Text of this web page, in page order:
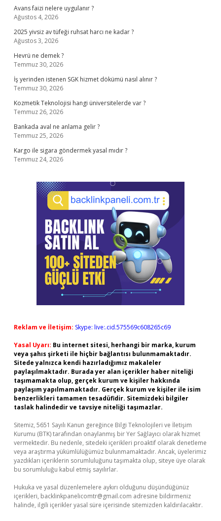
Avans faizi nelere uygulanır ?
Ağustos 4, 2026
2025 yivsiz av tüfeği ruhsat harcı ne kadar ?
Ağustos 3, 2026
Hevrü ne demek ?
Temmuz 30, 2026
İş yerinden istenen SGK hizmet dökümü nasıl alınır ?
Temmuz 30, 2026
Kozmetik Teknolojisi hangi üniversitelerde var ?
Temmuz 26, 2026
Bankada aval ne anlama gelir ?
Temmuz 25, 2026
Kargo ile sigara göndermek yasal mıdır ?
Temmuz 24, 2026
Reklam ve İletişim: Skype: live:.cid.575569c608265c69
Yasal Uyarı: Bu internet sitesi, herhangi bir marka, kurum
veya şahıs şirketi ile hiçbir bağlantısı bulunmamaktadır.
Sitede yalnızca kendi hazırladığımız makaleler
paylaşılmaktadır. Burada yer alan içerikler haber niteliği
taşımamakta olup, gerçek kurum ve kişiler hakkında
paylaşım yapılmamaktadır. Gerçek kurum ve kişiler ile isim
benzerlikleri tamamen tesadüfidir. Sitemizdeki bilgiler
taslak halindedir ve tavsiye niteliği taşımazlar.
Sitemiz, 5651 Sayılı Kanun gereğince Bilgi Teknolojileri ve İletişim
Kurumu (BTK) tarafından onaylanmış bir Yer Sağlayıcı olarak hizmet
vermektedir. Bu nedenle, sitedeki içerikleri proaktif olarak denetleme
veya araştırma yükümlülüğümüz bulunmamaktadır. Ancak, üyelerimiz
yazdıkları içeriklerin sorumluluğunu taşımakta olup, siteye üye olarak
bu sorumluluğu kabul etmiş sayılırlar.
Hukuka ve yasal düzenlemelere aykırı olduğunu düşündüğünüz
içerikleri, backlinkpanelicomtr@gmail.com adresine bildirmeniz
halinde, ilgili içerikler yasal süre içerisinde sitemizden kaldırılacaktır.